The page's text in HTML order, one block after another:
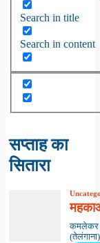
Search in title
Search in content
सप्ताह का
सितारा
कमलेकर